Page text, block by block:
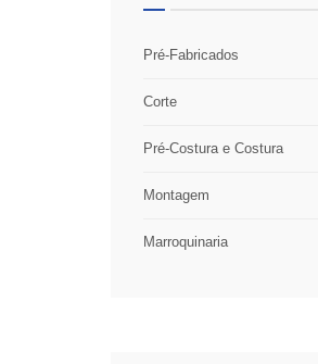
Pré-Fabricados
Corte
Pré-Costura e Costura
Montagem
Marroquinaria